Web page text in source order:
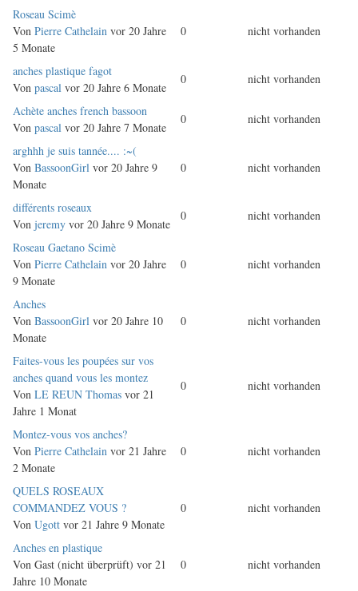
Normales
Thema
Roseau Scimè
Von Pierre Cathelain vor 20 Jahre
5 Monate
0 nicht vorhanden
Normales
Thema
anches plastique fagot
Von pascal vor 20 Jahre 6 Monate
0 nicht vorhanden
Normales
Thema
Achète anches french bassoon
Von pascal vor 20 Jahre 7 Monate
0 nicht vorhanden
Normales
Thema
arghhh je suis tannée.... :~(
Von BassoonGirl vor 20 Jahre 9
Monate
0 nicht vorhanden
Normales
Thema
différents roseaux
Von jeremy vor 20 Jahre 9 Monate
0 nicht vorhanden
Normales
Thema
Roseau Gaetano Scimè
Von Pierre Cathelain vor 20 Jahre
9 Monate
0 nicht vorhanden
Normales
Thema
Anches
Von BassoonGirl vor 20 Jahre 10
Monate
0 nicht vorhanden
Normales
Thema
Faites-vous les poupées sur vos
anches quand vous les montez
Von LE REUN Thomas vor 21
Jahre 1 Monat
0 nicht vorhanden
Normales
Thema
Montez-vous vos anches?
Von Pierre Cathelain vor 21 Jahre
2 Monate
0 nicht vorhanden
Normales
Thema
QUELS ROSEAUX
COMMANDEZ VOUS ?
Von Ugott vor 21 Jahre 9 Monate
0 nicht vorhanden
Normales
Thema
Anches en plastique
Von Gast (nicht überprüft) vor 21
Jahre 10 Monate
0 nicht vorhanden